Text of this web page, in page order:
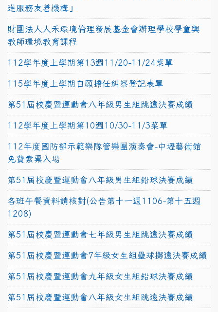
進服務友善機構」
財團法人人禾環境倫理發展基金會辦理學校學童與
教師環境教育課程
112學年度上學期第13週11/20-11/24菜單
115學年度上學期自願擔任糾察登記表單
第51屆校慶暨運動會八年級男生組跳遠決賽成績
112學年度上學期第10週10/30-11/3菜單
112年度國防部示範樂隊管樂團演奏會-中壢藝術館
免費索票入場
第51屆校慶暨運動會八年級男生組鉛球決賽成績
各班午餐資料請核對(公告第十一週1106-第十五週
1208)
第51屆校慶暨運動會七年級男生組跳遠決賽成績
第51屆校慶暨運動會7年級女生組壘球擲遠決賽成績
第51屆校慶暨運動會九年級女生組鉛球決賽成績
第51屆校慶暨運動會八年級女生組跳遠決賽成績